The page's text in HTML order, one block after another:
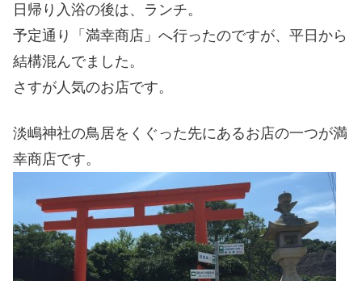
日帰り入浴の後は、ランチ。
予定通り「満幸商店」へ行ったのですが、平日から
結構混んでました。
さすが人気のお店です。
淡嶋神社の鳥居をくぐった先にあるお店の一つが満
幸商店です。